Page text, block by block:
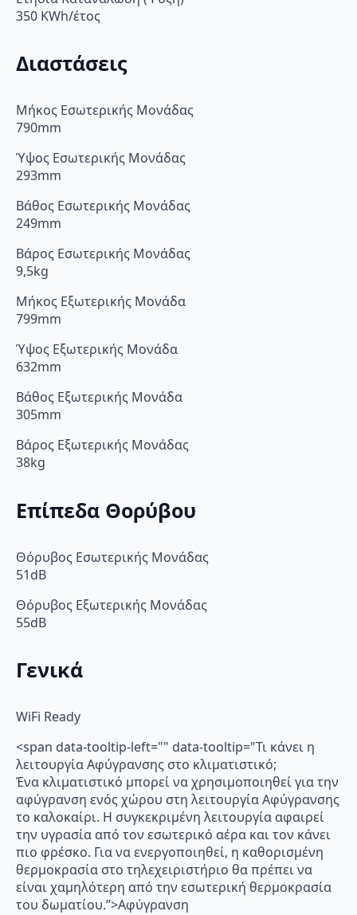
350 KWh/έτος
Διαστάσεις
Μήκος Εσωτερικής Μονάδας
790mm
Ύψος Εσωτερικής Μονάδας
293mm
Βάθος Εσωτερικής Μονάδας
249mm
Βάρος Εσωτερικής Μονάδας
9,5kg
Μήκος Εξωτερικής Μονάδα
799mm
Ύψος Εξωτερικής Μονάδα
632mm
Βάθος Εξωτερικής Μονάδα
305mm
Βάρος Εξωτερικής Μονάδας
38kg
Επίπεδα Θορύβου
Θόρυβος Εσωτερικής Μονάδας
51dB
Θόρυβος Εξωτερικής Μονάδας
55dB
Γενικά
WiFi Ready
<span data-tooltip-left="" data-tooltip="Τι κάνει η
λειτουργία Αφύγρανσης στο κλιματιστικό;
Ένα κλιματιστικό μπορεί να χρησιμοποιηθεί για την
αφύγρανση ενός χώρου στη λειτουργία Αφύγρανσης
το καλοκαίρι. Η συγκεκριμένη λειτουργία αφαιρεί
την υγρασία από τον εσωτερικό αέρα και τον κάνει
πιο φρέσκο. Για να ενεργοποιηθεί, η καθορισμένη
θερμοκρασία στο τηλεχειριστήριο θα πρέπει να
είναι χαμηλότερη από την εσωτερική θερμοκρασία
του δωματίου.”>Αφύγρανση